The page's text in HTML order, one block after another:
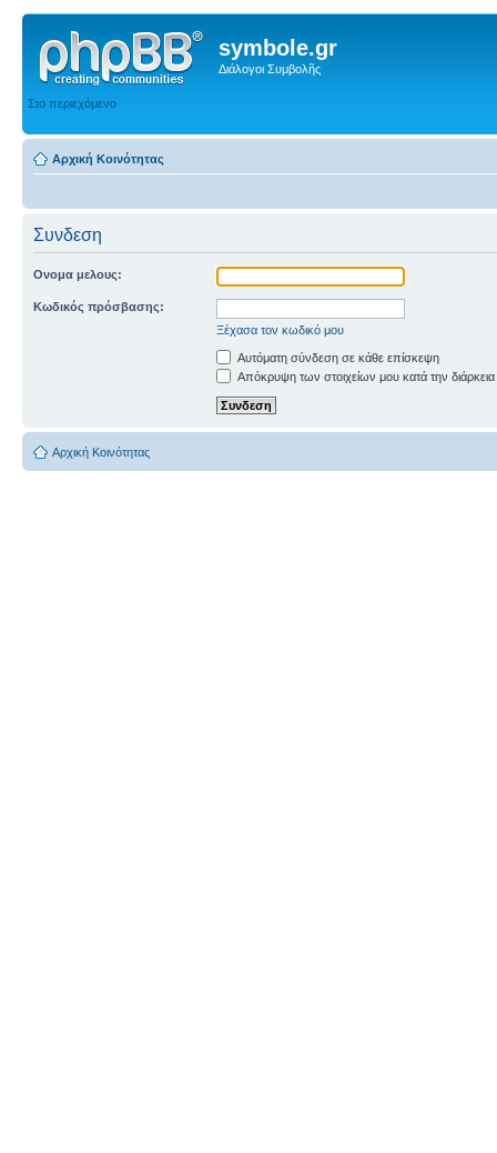
symbole.gr
Διάλογοι Συμβολῆς
Στο περιεχόμενο
Αρχική Κοινότητας
Συνδεση
Ονομα μελους:
Κωδικός πρόσβασης:
Ξέχασα τον κωδικό μου
Αυτόματη σύνδεση σε κάθε επίσκεψη
Απόκρυψη των στοιχείων μου κατά την
Αρχική Κοινότητας